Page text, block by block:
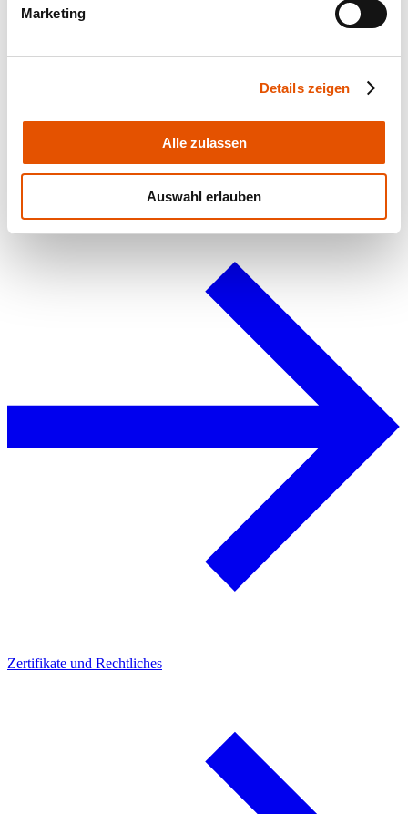
Marketing
Details zeigen
Alle zulassen
Auswahl erlauben
Planungsdaten und Anleitungen
Zertifikate und Rechtliches